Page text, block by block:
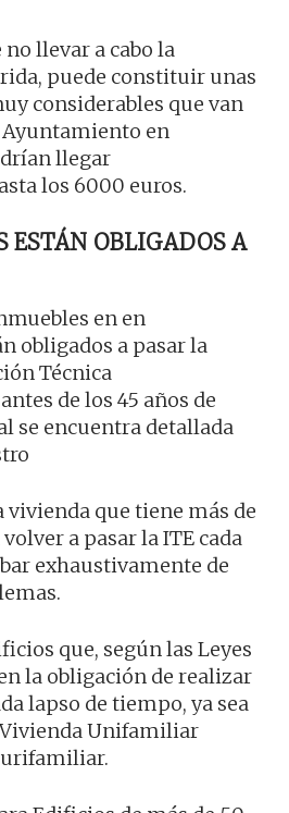
llevar a cabo la
puede constituir unas
considerables que van
en
llegar
los 6000 euros.
ESTÁN OBLIGADOS A
en en
obligados a pasar la
Técnica
de los 45 años de
se encuentra detallada
vivienda que tiene más de
a pasar la ITE cada
exhaustivamente de
que, según las Leyes
la obligación de realizar
lapso de tiempo, ya sea
Unifamiliar